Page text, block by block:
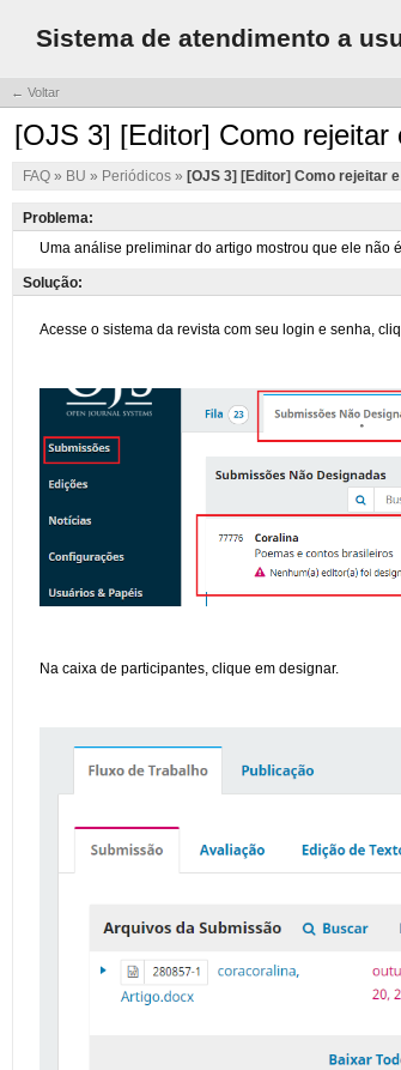
Sistema de atendimento a
← Voltar
[OJS 3] [Editor] Como
FAQ » BU » Periódicos » [OJS 3] [Editor] Como rejeitar
Problema:
Solução: